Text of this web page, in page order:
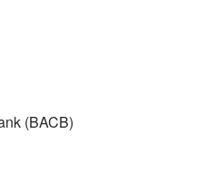
(BACB)